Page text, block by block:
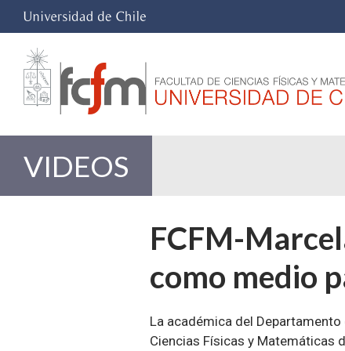
VIDEOS
FCFM-
como medio
La académica del
Ciencias Físicas y Matemáticas